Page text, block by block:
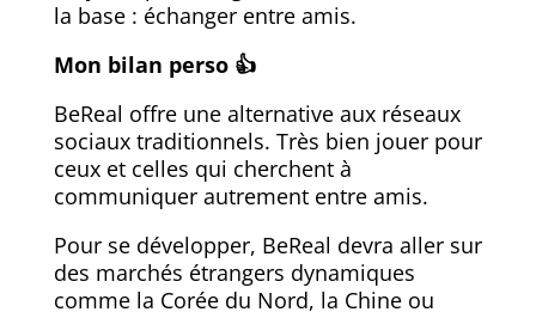
L’objectif n’est plus de vous faire rester
des heures sur la plateforme, pour gagner
la base : échanger entre amis.
Mon bilan perso 👍
BeReal offre une alternative aux réseaux
sociaux traditionnels. Très bien jouer pour
ceux et celles qui cherchent à
communiquer autrement entre amis.